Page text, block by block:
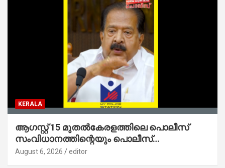
KERALA
ആഗസ്റ്റ് 15 മുതല്‍കേരളത്തിലെ പൊലീസ്
സംവിധാനത്തിന്റെയും പൊലീസ്
സ്റ്റേഷനുകളുടെയും മുഖഛായ മാറുകയാണ് :
August 6, 2026 editor